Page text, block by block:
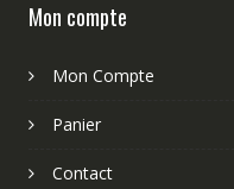
Mon compte
Mon Compte
Panier
Contact